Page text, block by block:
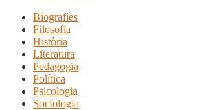
Biografies
Filosofia
Història
Literatura
Pedagogia
Política
Psicologia
Sociologia